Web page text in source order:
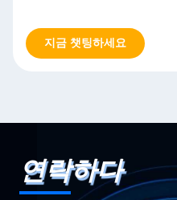
지금 챗팅하세요
연락하다